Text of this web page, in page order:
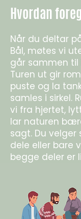
Hvordan
Når du deltar
Bål, møtes vi
går sammen til
Turen ut gir
puste og la
samles i sirkel.
vi fra hjertet,
lar naturen
sagt. Du velger
dele eller bare
begge deler er